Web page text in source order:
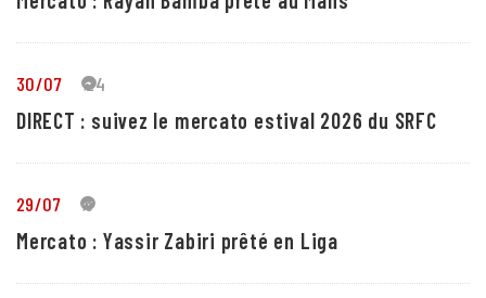
30/07 24
DIRECT : suivez le mercato estival 2026 du SRFC
29/07 5
Mercato : Yassir Zabiri prêté en Liga